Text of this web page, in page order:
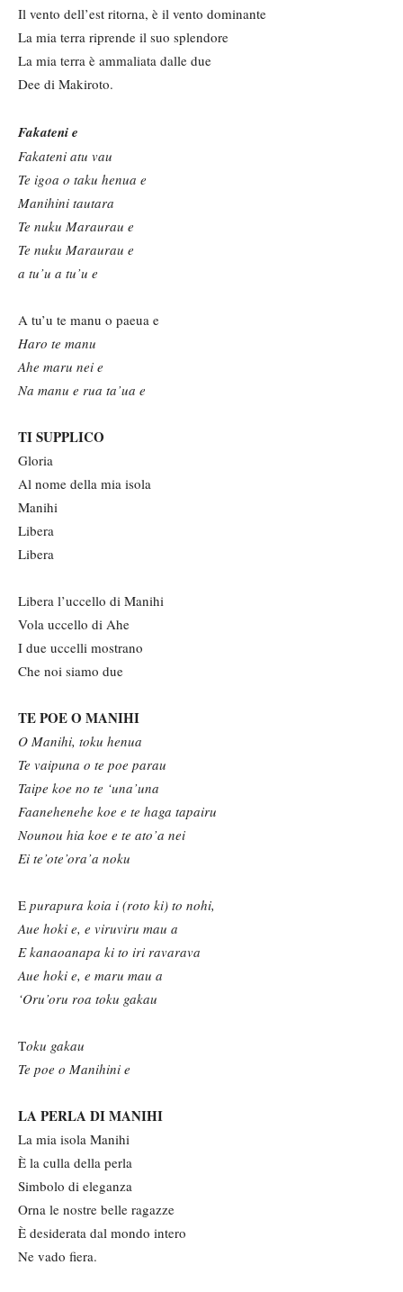
Il vento dell’est ritorna, è il vento dominante
La mia terra riprende il suo splendore
La mia terra è ammaliata dalle due
Dee di Makiroto.
Fakatenie
Fakateni atu vau
Te igoa o taku henua e
Manihini tautara
Te nuku Maraurau e
Te nuku Maraurau e
a tu’u a tu’u e
A tu’u te manu o paeua e
Haro te manu
Ahe maru nei e
Na manu e rua ta’ua e
TI SUPPLICO
Gloria
Al nome della mia isola
Manihi
Libera
Libera
Libera l’uccello di Manihi
Vola uccello di Ahe
I due uccelli mostrano
Che noi siamo due
TE POE O MANIHI
O Manihi, toku henua
Te vaipuna o te poe parau
Taipe koe no te ‘una’una
Faanehenehe koe e te haga tapairu
Nounou hia koe e te ato’a nei
Ei te’ote’ora’a noku
E purapura koia i (roto ki) to nohi,
Aue hoki e, e viruviru mau a
Ekanaoanapa ki to iri ravarava
Aue hoki e, e maru mau a
‘Oru’oru roa toku gakau
Toku gakau
Te poe o Manihini e
LA PERLA DI MANIHI
La mia isola Manihi
È la culla della perla
Simbolo di eleganza
Orna le nostre belle ragazze
È desiderata dal mondo intero
Ne vado fiera.